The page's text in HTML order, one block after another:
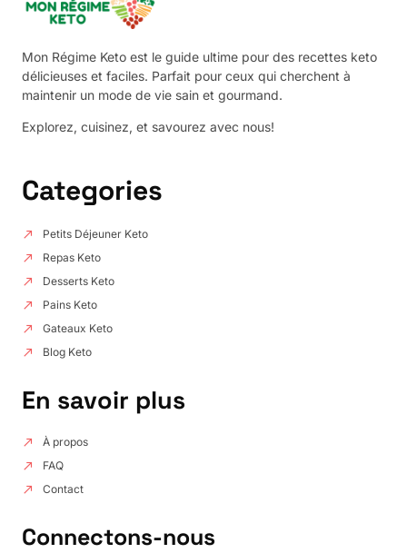
Mon Régime Keto est le guide ultime pour des recettes keto
délicieuses et faciles. Parfait pour ceux qui cherchent à
maintenir un mode de vie sain et gourmand.
Explorez, cuisinez, et savourez avec nous!
Categories
Petits Déjeuner Keto
Repas Keto
Desserts Keto
Pains Keto
Gateaux Keto
Blog Keto
En savoir plus
À propos
FAQ
Contact
Connectons-nous